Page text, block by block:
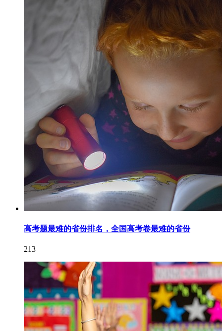
高考题最难的省份排名，全国高考卷最难的省份
213